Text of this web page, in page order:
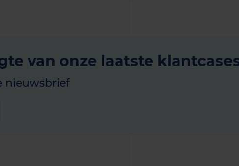
van onze laatste
nieuwsbrief